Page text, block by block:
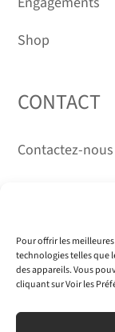
Pour offrir les
technologies telles que
des appareils. Vous
cliquant sur Voir les
Shop
CONTACT
Contactez-nous